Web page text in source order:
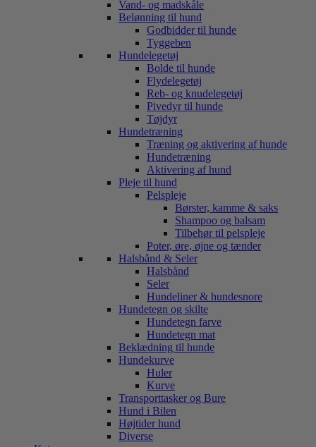
Vand- og madskåle
Belønning til hund
Godbidder til hunde
Tyggeben
Hundelegetøj
Bolde til hunde
Flydelegetøj
Reb- og knudelegetøj
Pivedyr til hunde
Tøjdyr
Hundetræning
Træning og aktivering af hunde
Hundetræning
Aktivering af hund
Pleje til hund
Pelspleje
Børster, kamme & saks
Shampoo og balsam
Tilbehør til pelspleje
Poter, øre, øjne og tænder
Halsbånd & Seler
Halsbånd
Seler
Hundeliner & hundesnore
Hundetegn og skilte
Hundetegn farve
Hundetegn mat
Beklædning til hunde
Hundekurve
Huler
Kurve
Transporttasker og Bure
Hund i Bilen
Højtider hund
Diverse